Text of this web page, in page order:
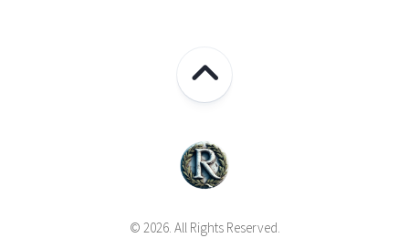
© 2026. All Rights Reserved.